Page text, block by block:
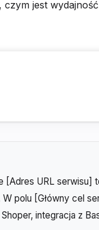
jest
[Adres URL
polu [Główny cel
integracja z